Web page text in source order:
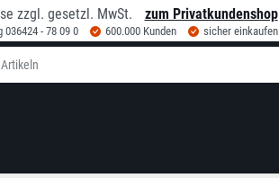
zzgl. gesetzl. MwSt. zum Privatkundenshop
036424 - 78 09 0 600.000 Kunden sicher einkaufen